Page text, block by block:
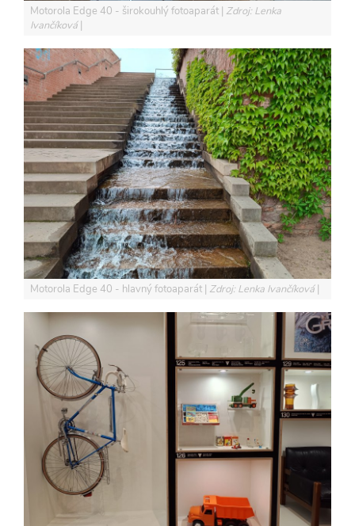
Motorola Edge 40 - širokouhlý fotoaparát Zdroj: Lenka
Ivančíková
Motorola Edge 40 - hlavný fotoaparát Zdroj: Lenka Ivančíková